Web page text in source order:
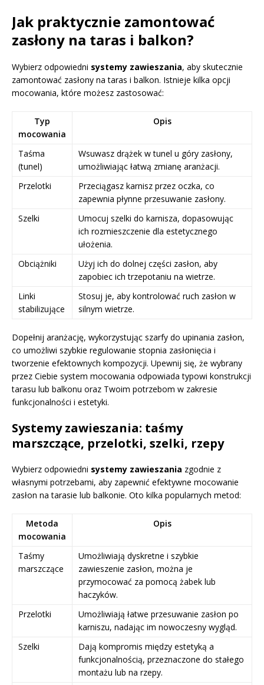
Jak praktycznie zamontować
zasłony na taras i balkon?
Wybierz odpowiedni systemy zawieszania, aby skutecznie
zamontować zasłony na taras i balkon. Istnieje kilka opcji
mocowania, które możesz zastosować:
Typ
mocowania
Opis
Taśma
(tunel)
Wsuwasz drążek w tunel u góry zasłony,
umożliwiając łatwą zmianę aranżacji.
Przelotki
Przeciągasz karnisz przez oczka, co
zapewnia płynne przesuwanie zasłony.
Szelki
Umocuj szelki do karnisza, dopasowując
ich rozmieszczenie dla estetycznego
ułożenia.
Obciążniki
Użyj ich do dolnej części zasłon, aby
zapobiec ich trzepotaniu na wietrze.
Linki
stabilizujące
Stosuj je, aby kontrolować ruch zasłon w
silnym wietrze.
Dopełnij aranżację, wykorzystując szarfy do upinania zasłon,
co umożliwi szybkie regulowanie stopnia zasłonięcia i
tworzenie efektownych kompozycji. Upewnij się, że wybrany
przez Ciebie system mocowania odpowiada typowi konstrukcji
tarasu lub balkonu oraz Twoim potrzebom w zakresie
funkcjonalności i estetyki.
Systemy zawieszania: taśmy
marszczące, przelotki, szelki, rzepy
Wybierz odpowiedni systemy zawieszania zgodnie z
własnymi potrzebami, aby zapewnić efektywne mocowanie
zasłon na tarasie lub balkonie. Oto kilka popularnych metod:
Metoda
mocowania
Opis
Taśmy
marszczące
Umożliwiają dyskretne i szybkie
zawieszenie zasłon, można je
przymocować za pomocą żabek lub
haczyków.
Przelotki
Umożliwiają łatwe przesuwanie zasłon po
karniszu, nadając im nowoczesny wygląd.
Szelki
Dają kompromis między estetyką a
funkcjonalnością, przeznaczone do stałego
montażu lub na rzepy.